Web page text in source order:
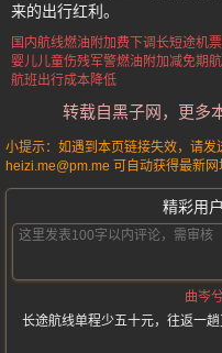
来的出行红利。
国内航线燃油附加费下调长短途机
婴儿儿童伤残军警燃油附加减免期
航班出行成本降低
转载自黑子网，更多
小提示：如遇到本页链接失效，请发
heizi.me@pm.me 可自动获得最新
精彩用
曲岑
长途航线单程少五十元，往返一